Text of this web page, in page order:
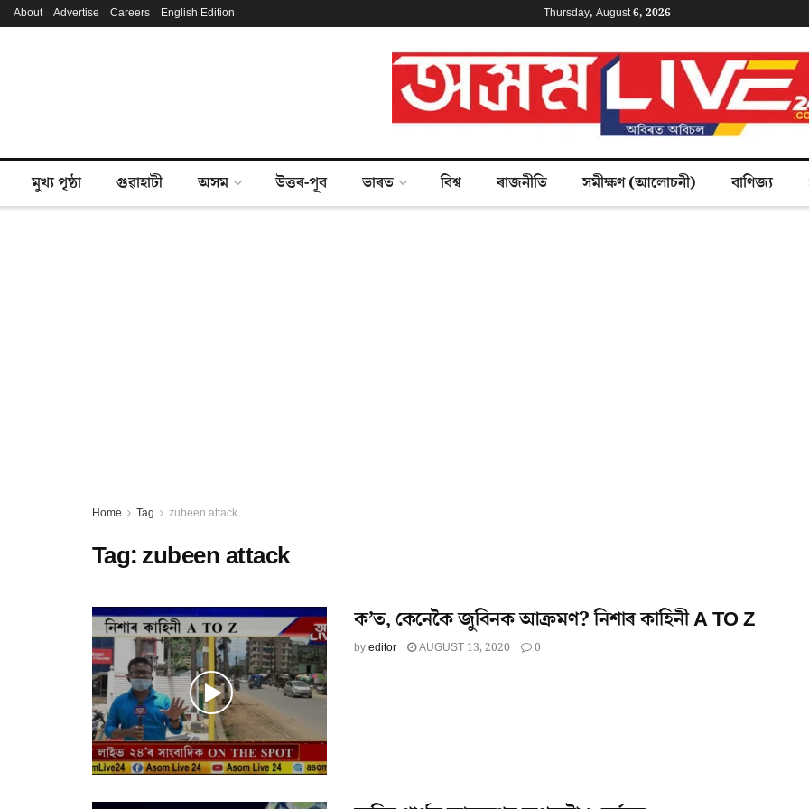
About Advertise Careers English Edition Thursday, August 6, 2026
মুখ্য পৃষ্ঠা গুৱাহাটী অসম উত্তৰ-পূব ভাৰত বিশ্ব ৰাজনীতি সমীক্ষণ (আলোচনী) বাণিজ্য
Home Tag zubeen attack
Tag:zubeen attack
ক’ত, কেনেকৈ জুবিনক আক্ৰমণ? নিশাৰ কাহিনী A TO Z
byeditor AUGUST 13, 2020 0